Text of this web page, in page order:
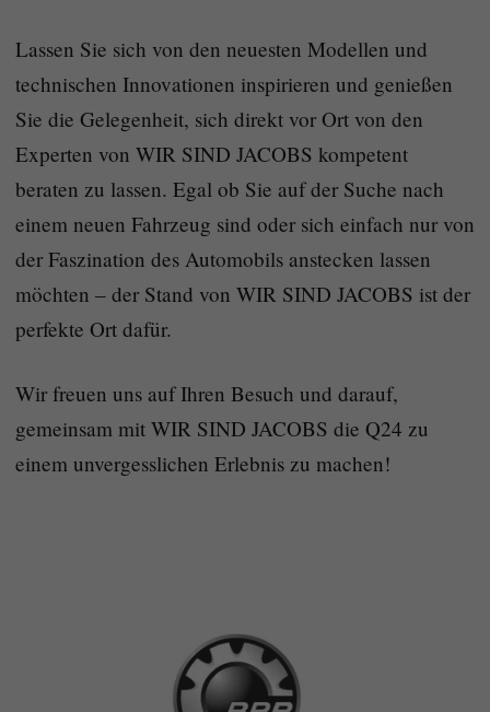
Lassen Sie sich von den neuesten Modellen und
technischen Innovationen inspirieren und genießen
Sie die Gelegenheit, sich direkt vor Ort von den
Experten von WIR SIND JACOBS kompetent
beraten zu lassen. Egal ob Sie auf der Suche nach
einem neuen Fahrzeug sind oder sich einfach nur von
der Faszination des Automobils anstecken lassen
möchten – der Stand von WIR SIND JACOBS ist der
perfekte Ort dafür.
Wir freuen uns auf Ihren Besuch und darauf,
gemeinsam mit WIR SIND JACOBS die Q24 zu
einem unvergesslichen Erlebnis zu machen!